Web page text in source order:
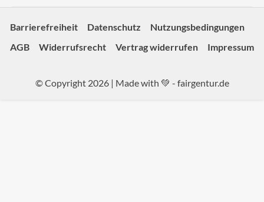
Barrierefreiheit Datenschutz
Nutzungsbedingungen
AGB
Widerrufsrecht Vertrag widerrufen Impressum
© Copyright 2026 | Made with 💚 - fairgentur.de